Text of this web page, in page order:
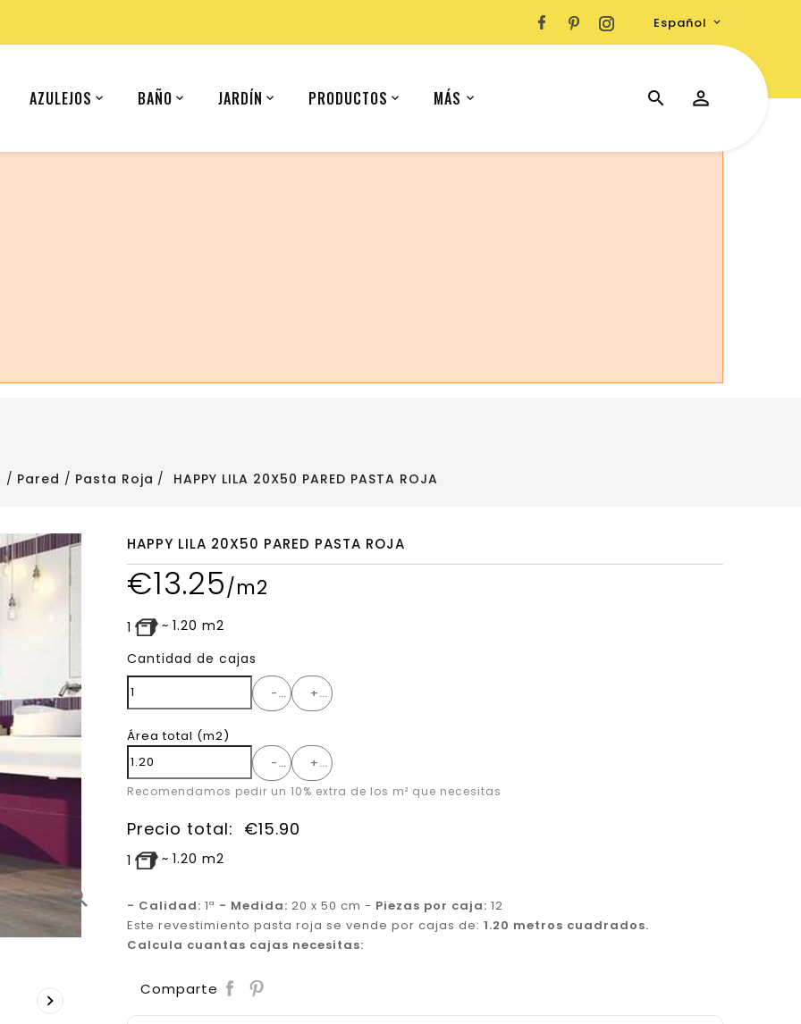
Español 
AZULEJOS BAÑO JARDÍN PRODUCTOS MÁS
States).
Pared Pasta Roja HAPPY LILA 20X50 PARED PASTA ROJA
search

HAPPY LILA 20X50 PARED PASTA ROJA
€13.25/m2
1 ~ 1.20 m2
Cantidad de cajas
- +
Área total (m2)
-
+
Recomendamos pedir un 10% extra de los m² que necesitas
Precio total: €15.90
1 ~ 1.20 m2
- Calidad: 1ª - Medida: 20 x 50 cm - Piezas por caja: 12
Este revestimiento pasta roja se vende por cajas de: 1.20 metros cuadrados.
Calcula cuantas cajas necesitas:
Comparte